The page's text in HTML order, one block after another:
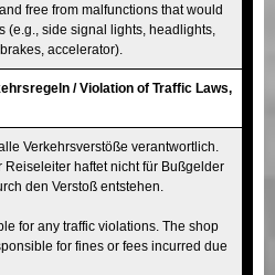
free from malfunctions that would
(e.g., side signal lights, headlights,
accelerator).
/ Violation of Traffic Laws,
Verkehrsverstöße verantwortlich.
Reiseleiter haftet nicht für Bußgelder
den Verstoß entstehen.
for any traffic violations. The shop
for fines or fees incurred due